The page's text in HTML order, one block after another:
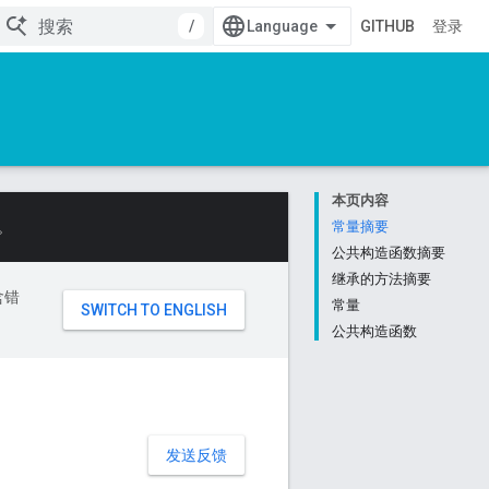
/ GITHUB 登录
本页内容
常量摘要
公共构造函数摘要
继承的方法摘要
常量
公共构造函数
错
发送反馈